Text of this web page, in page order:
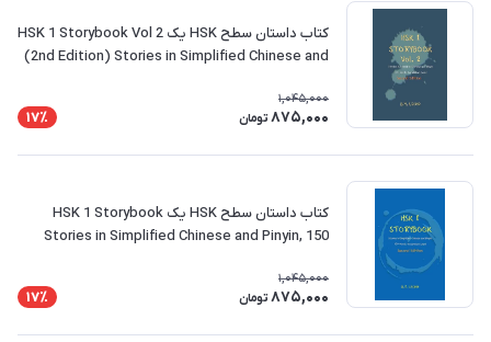
کتاب داستان سطح HSK یک HSK 1 Storybook Vol 2
(2nd Edition) Stories in Simplified Chinese and
1,045,000
875,000 تومان 17٪
کتاب داستان سطح HSK یک HSK 1 Storybook
Stories in Simplified Chinese and Pinyin, 150
1,045,000
875,000 تومان 17٪